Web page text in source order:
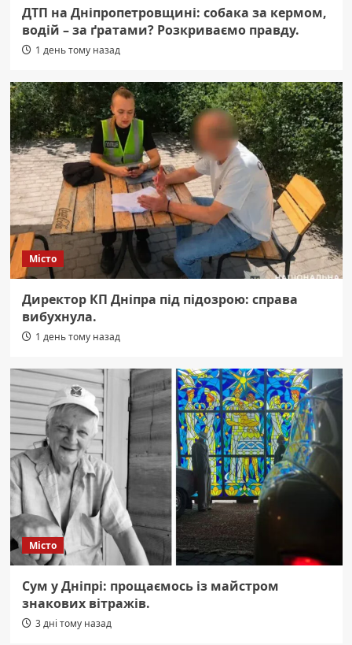
ДТП на Дніпропетровщині: собака за кермом,
водій – за ґратами? Розкриваємо правду.
1 день тому назад
Місто
Директор КП Дніпра під підозрою: справа
вибухнула.
1 день тому назад
Місто
Сум у Дніпрі: прощаємось із майстром
знакових вітражів.
3 дні тому назад